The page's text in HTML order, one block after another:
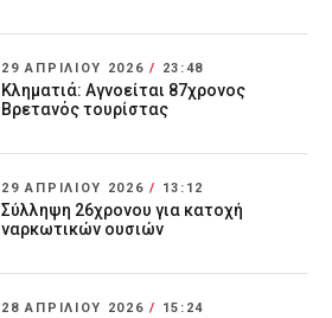
29 ΑΠΡΙΛΊΟΥ 2026/ 23:48
Κληματιά: Αγνοείται 87χρονος
Βρετανός τουρίστας
29 ΑΠΡΙΛΊΟΥ 2026/ 13:12
Σύλληψη 26χρονου για κατοχή
ναρκωτικών ουσιών
28 ΑΠΡΙΛΊΟΥ 2026/ 15:24